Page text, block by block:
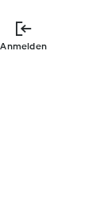
springen
Anmelden